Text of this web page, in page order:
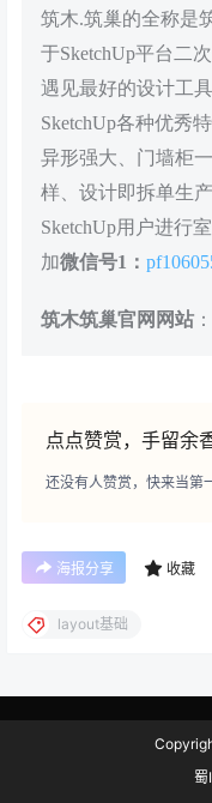
筑木.筑巢的全称是
于SketchUp平台二
遇见最好的设计工
SketchUp各种优秀
异形强大、门墙柜
样、设计即拆单生
SketchUp用户进行
加微信号1：
筑木筑巢官网网站 ：
点点赞赏，手留余
还没有人赞赏，快来当第
海报分享 收藏
layout基础
蜀